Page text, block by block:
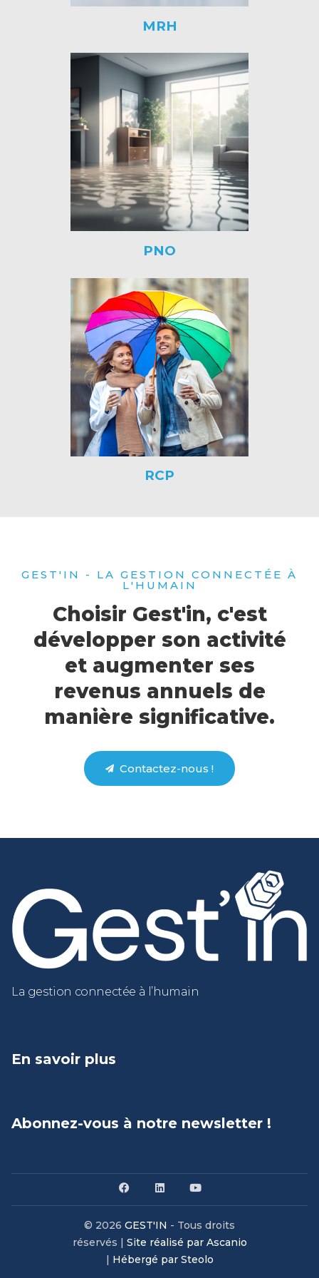
MRH
PNO
RCP
GEST'IN - LA GESTION CONNECTÉE À
L'HUMAIN
Choisir Gest'in, c'est
développer son activité
et augmenter ses
revenus annuels de
manière significative.
Contactez-nous !
La gestion connectée à l’humain
En savoir plus
Abonnez-vous à notre newsletter !
© 2026 GEST'IN - Tous droits
réservés | Site réalisé par Ascanio
| Hébergé par Steolo